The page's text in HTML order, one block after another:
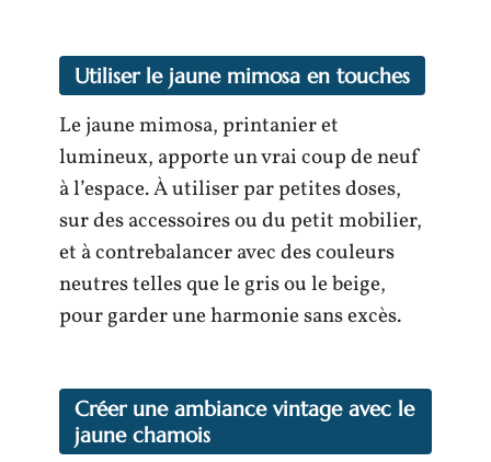
Utiliser le jaune mimosa en touches
Le jaune mimosa, printanier et
lumineux, apporte un vrai coup de neuf
à l’espace. À utiliser par petites doses,
sur des accessoires ou du petit mobilier,
et à contrebalancer avec des couleurs
neutres telles que le gris ou le beige,
pour garder une harmonie sans excès.
Créer une ambiance vintage avec le
jaune chamois